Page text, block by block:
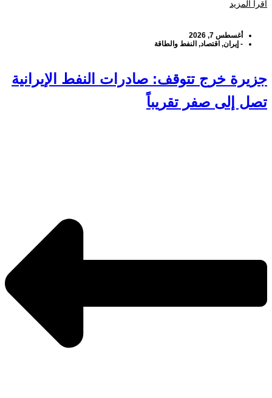
اقرأ المزيد
أغسطس 7, 2026
- إيران, اقتصاد, النفط والطاقة
جزيرة خرج تتوقف: صادرات النفط الإيرانية
تصل إلى صفر تقريباً